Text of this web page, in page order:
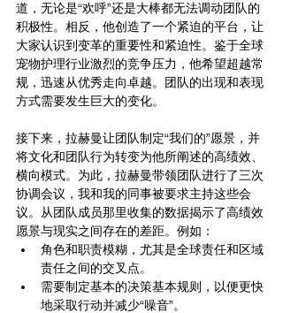
道，无论是“欢呼”还是大棒都无法调动团队的
积极性。相反，他创造了一个紧迫的平台，让
大家认识到变革的重要性和紧迫性。鉴于全球
宠物护理行业激烈的竞争压力，他希望超越常
规，迅速从优秀走向卓越。团队的出现和表现
方式需要发生巨大的变化。
接下来，拉赫曼让团队制定“我们的”愿景，并
将文化和团队行为转变为他所阐述的高绩效、
横向模式。为此，拉赫曼带领团队进行了三次
协调会议，我和我的同事被要求主持这些会
议。从团队成员那里收集的数据揭示了高绩效
愿景与现实之间存在的差距。例如：
角色和职责模糊，尤其是全球责任和区域
责任之间的交叉点。
需要制定基本的决策基本规则，以便更快
地采取行动并减少“噪音”。